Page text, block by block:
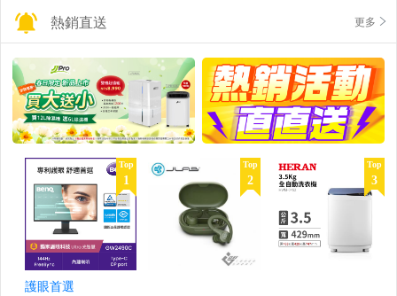
熱銷直送 更多
Top
1
護眼首選
Top
2
Top
3